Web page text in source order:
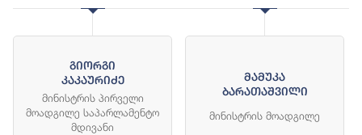
გიორგი
კაკაურიძე
მინისტრის პირველი
მოადგილე საპარლამენტო
მდივანი
მამუკა
ბარათაშვილი
მინისტრის მოადგილე